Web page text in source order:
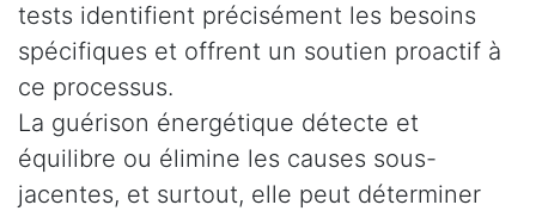
tests identifient précisément les besoins
spécifiques et offrent un soutien proactif à
ce processus.
La guérison énergétique détecte et
équilibre ou élimine les causes sous-
jacentes, et surtout, elle peut déterminer